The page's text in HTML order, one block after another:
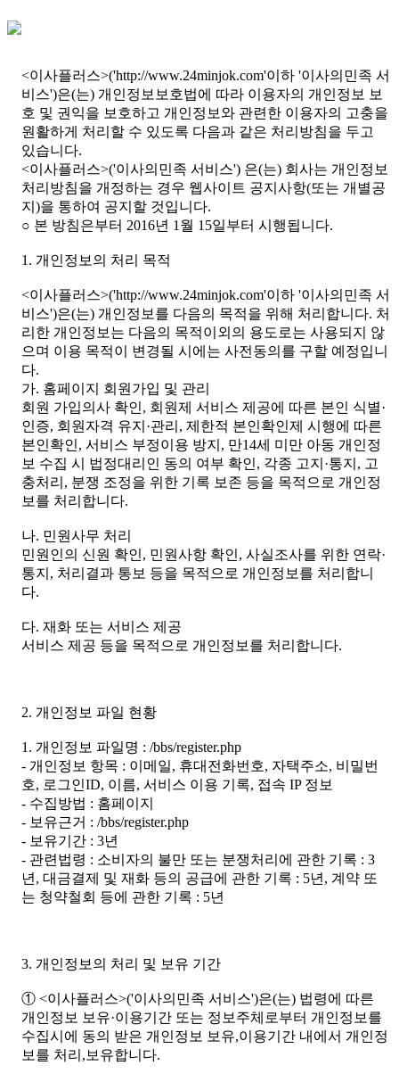
<이사플러스>('http://www.24minjok.com'이하 '이사의민족 서
비스')은(는) 개인정보보호법에 따라 이용자의 개인정보 보
호 및 권익을 보호하고 개인정보와 관련한 이용자의 고충을
원활하게 처리할 수 있도록 다음과 같은 처리방침을 두고
있습니다.
<이사플러스>('이사의민족 서비스') 은(는) 회사는 개인정보
처리방침을 개정하는 경우 웹사이트 공지사항(또는 개별공
지)을 통하여 공지할 것입니다.
○ 본 방침은부터 2016년 1월 15일부터 시행됩니다.
1. 개인정보의 처리 목적
<이사플러스>('http://www.24minjok.com'이하 '이사의민족 서
비스')은(는) 개인정보를 다음의 목적을 위해 처리합니다. 처
리한 개인정보는 다음의 목적이외의 용도로는 사용되지 않
으며 이용 목적이 변경될 시에는 사전동의를 구할 예정입니
다.
가. 홈페이지 회원가입 및 관리
회원 가입의사 확인, 회원제 서비스 제공에 따른 본인 식별·
인증, 회원자격 유지·관리, 제한적 본인확인제 시행에 따른
본인확인, 서비스 부정이용 방지, 만14세 미만 아동 개인정
보 수집 시 법정대리인 동의 여부 확인, 각종 고지·통지, 고
충처리, 분쟁 조정을 위한 기록 보존 등을 목적으로 개인정
보를 처리합니다.
나. 민원사무 처리
민원인의 신원 확인, 민원사항 확인, 사실조사를 위한 연락·
통지, 처리결과 통보 등을 목적으로 개인정보를 처리합니
다.
다. 재화 또는 서비스 제공
서비스 제공 등을 목적으로 개인정보를 처리합니다.
2. 개인정보 파일 현황
1. 개인정보 파일명 : /bbs/register.php
- 개인정보 항목 : 이메일, 휴대전화번호, 자택주소, 비밀번
호, 로그인ID, 이름, 서비스 이용 기록, 접속 IP 정보
- 수집방법 : 홈페이지
- 보유근거 : /bbs/register.php
- 보유기간 : 3년
- 관련법령 : 소비자의 불만 또는 분쟁처리에 관한 기록 : 3
년, 대금결제 및 재화 등의 공급에 관한 기록 : 5년, 계약 또
는 청약철회 등에 관한 기록 : 5년
3. 개인정보의 처리 및 보유 기간
① <이사플러스>('이사의민족 서비스')은(는) 법령에 따른
개인정보 보유·이용기간 또는 정보주체로부터 개인정보를
수집시에 동의 받은 개인정보 보유,이용기간 내에서 개인정
보를 처리,보유합니다.